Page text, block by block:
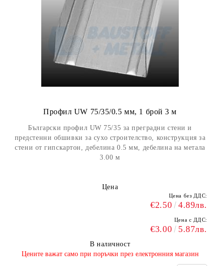
Профил UW 75/35/0.5 мм, 1 брой 3 м
Български профил UW 75/35 за преградни стени и
предстенни обшивки за сухо строителство, конструкция за
стени от гипскартон, дебелина 0.5 мм, дебелина на метала
3.00 м
Цена
Цена без ДДС:
€2.50 4.89лв.
Цена с ДДС:
€3.00 5.87лв.
В наличност
​Цените важат само при поръчки през електронния магазин